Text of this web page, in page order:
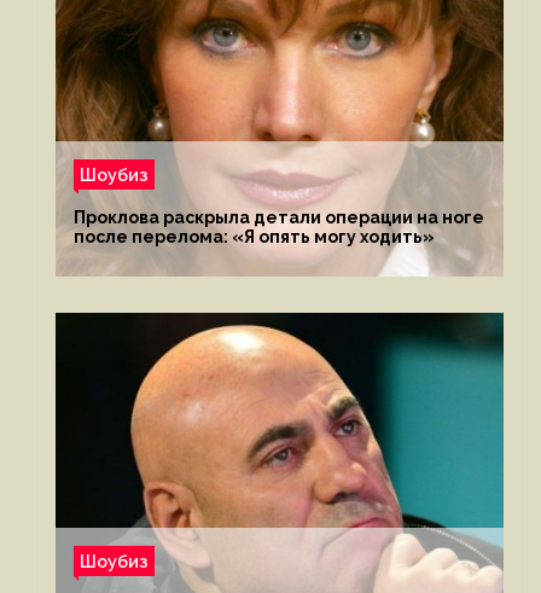
Шоубиз
Проклова раскрыла детали операции на ноге
после перелома: «Я опять могу ходить»
Шоубиз